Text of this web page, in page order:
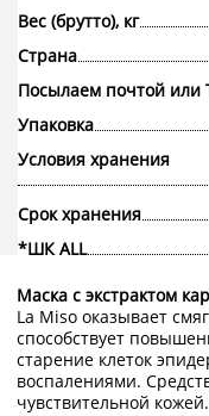
Вес (брутто), кг
Страна
Посылаем почтой или
Упаковка
Условия хранения
Срок хранения
*ШК ALL
Маска с экстрактом
La Miso оказывает
способствует
старение клеток
воспалениями.
чувствительной кожей.